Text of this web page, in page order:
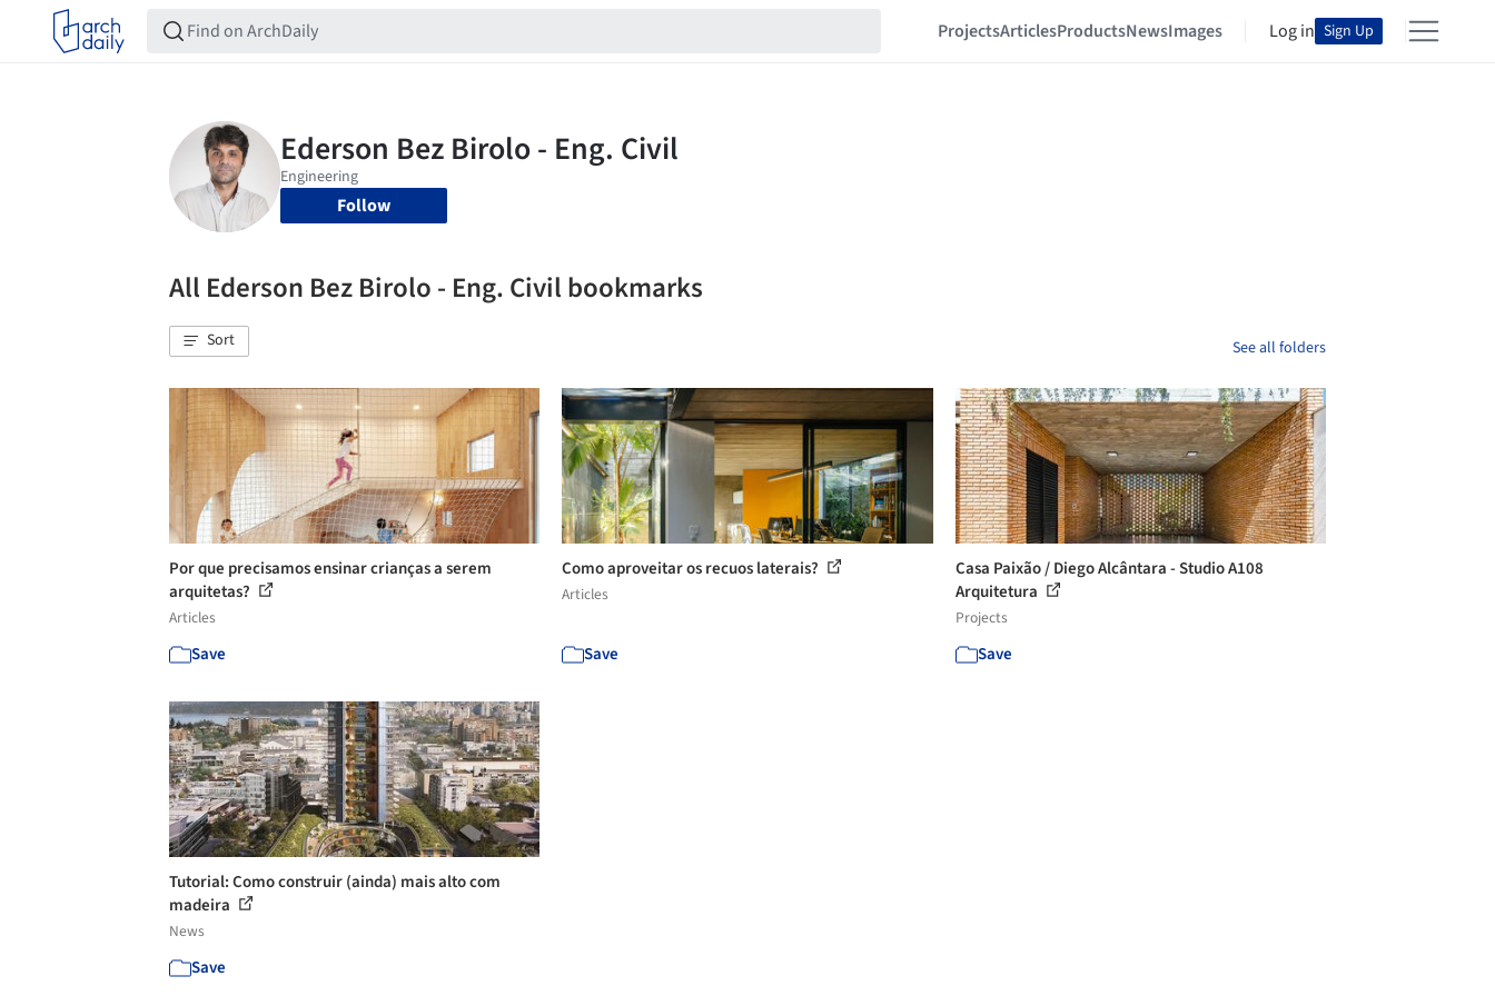
ProjectsArticlesProductsNewsImages Log in Sign Up
Follow
All Ederson Bez Birolo - Eng. Civil bookmarks
Sort See all folders
Por que precisamos ensinar crianças a serem
arquitetas?
Articles
Save
Como aproveitar os recuos laterais?
Articles
Save
Casa Paixão / Diego Alcântara - Studio A108
Arquitetura
Projects
Save
Tutorial: Como construir (ainda) mais alto com
madeira
News
Save